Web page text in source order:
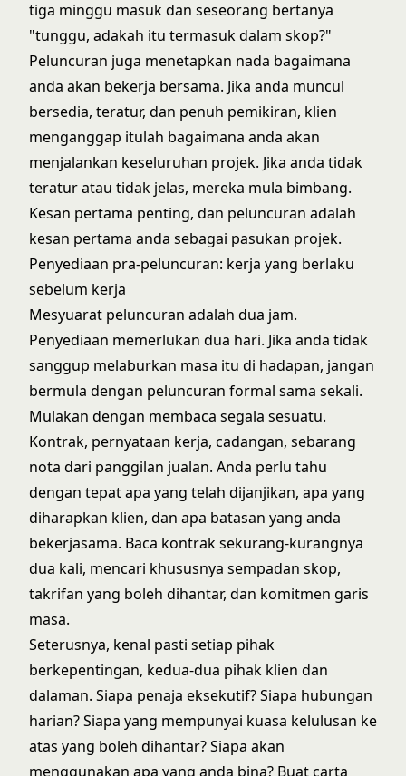
tiga minggu masuk dan seseorang bertanya
"tunggu, adakah itu termasuk dalam skop?"
Peluncuran juga menetapkan nada bagaimana
anda akan bekerja bersama. Jika anda muncul
bersedia, teratur, dan penuh pemikiran, klien
menganggap itulah bagaimana anda akan
menjalankan keseluruhan projek. Jika anda tidak
teratur atau tidak jelas, mereka mula bimbang.
Kesan pertama penting, dan peluncuran adalah
kesan pertama anda sebagai pasukan projek.
Penyediaan pra-peluncuran: kerja yang berlaku
sebelum kerja
Mesyuarat peluncuran adalah dua jam.
Penyediaan memerlukan dua hari. Jika anda tidak
sanggup melaburkan masa itu di hadapan, jangan
bermula dengan peluncuran formal sama sekali.
Mulakan dengan membaca segala sesuatu.
Kontrak, pernyataan kerja, cadangan, sebarang
nota dari panggilan jualan. Anda perlu tahu
dengan tepat apa yang telah dijanjikan, apa yang
diharapkan klien, dan apa batasan yang anda
bekerjasama. Baca kontrak sekurang-kurangnya
dua kali, mencari khususnya sempadan skop,
takrifan yang boleh dihantar, dan komitmen garis
masa.
Seterusnya, kenal pasti setiap pihak
berkepentingan, kedua-dua pihak klien dan
dalaman. Siapa penaja eksekutif? Siapa hubungan
harian? Siapa yang mempunyai kuasa kelulusan ke
atas yang boleh dihantar? Siapa akan
menggunakan apa yang anda bina? Buat carta